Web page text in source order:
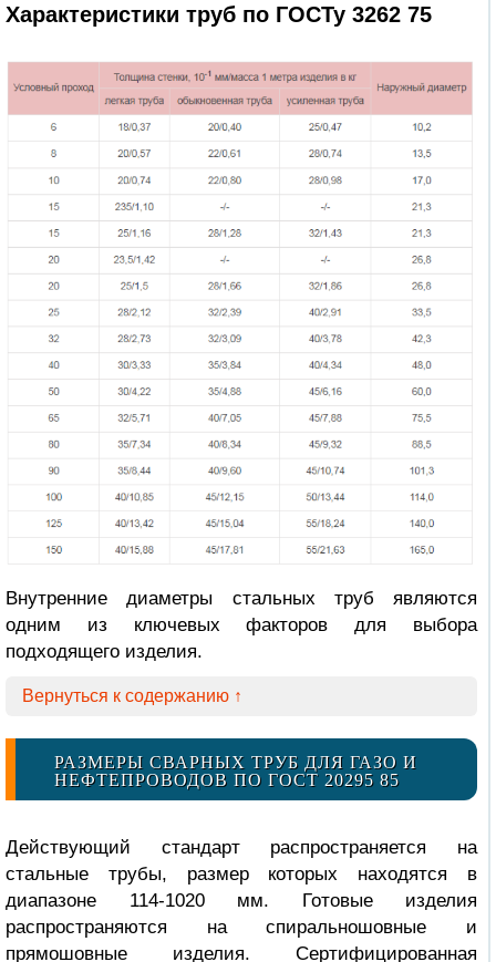
Характеристики труб по ГОСТу 3262 75
Внутренние диаметры стальных труб являются
одним из ключевых факторов для выбора
подходящего изделия.
Вернуться к содержанию ↑
РАЗМЕРЫ СВАРНЫХ ТРУБ ДЛЯ ГАЗО И
НЕФТЕПРОВОДОВ ПО ГОСТ 20295 85
Действующий стандарт распространяется на
стальные трубы, размер которых находятся в
диапазоне 114-1020 мм. Готовые изделия
распространяются на спиральношовные и
прямошовные изделия. Сертифицированная